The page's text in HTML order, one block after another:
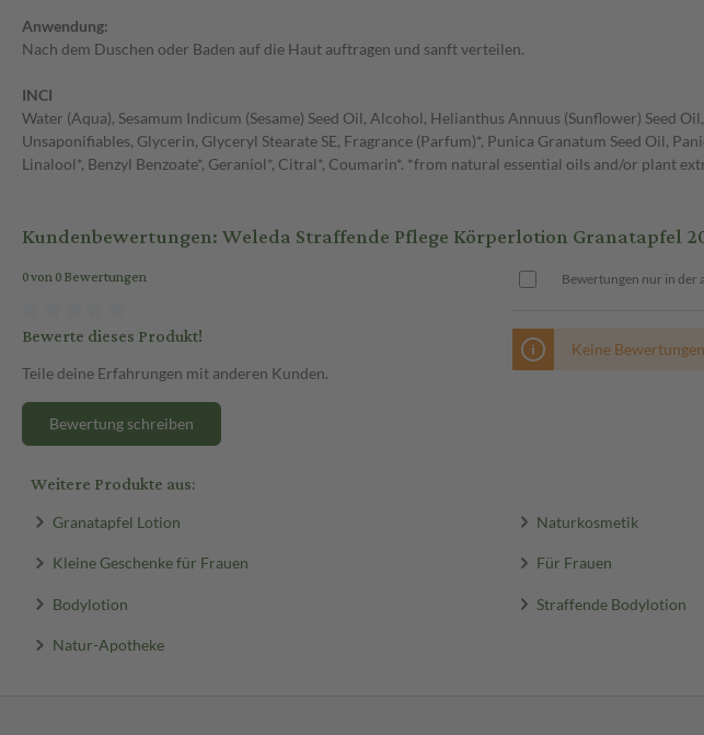
Anwendung:
Nach dem Duschen oder Baden auf die Haut auftragen und sanft verteilen.
INCI
Water (Aqua), Sesamum Indicum (Sesame) Seed Oil, Alcohol, Helianthus Annuus (Sunflower)
Unsaponifiables, Glycerin, Glyceryl Stearate SE, Fragrance (Parfum)*, Punica Granatum Seed Oil,
Linalool*, Benzyl Benzoate*, Geraniol*, Citral*, Coumarin*. *from natural essential oils and/or plant
Kundenbewertungen: Weleda Straffende Pflege Körperlotion Granatapfel
0 von 0 Bewertungen
Bewerte dieses Produkt!
Teile deine Erfahrungen mit anderen Kunden.
Bewertung schreiben
Bewertungen nur in der
Keine
Weitere Produkte aus:
Granatapfel Lotion Naturkosmetik
Kleine Geschenke für Frauen Für Frauen
Bodylotion Straffende Bodylotion
Natur-Apotheke